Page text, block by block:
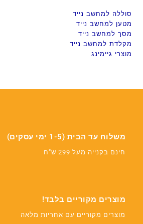
סוללה למחשב נייד
מטען למחשב נייד
מסך למחשב נייד
מקלדת למחשב נייד
מוצרי גיימינג
משלוח עד הבית (1-5 ימי עסקים)
חינם בקנייה מעל 299 ש"ח
מוצרים מקוריים בלבד!
מוצרים מקוריים עם אחריות מלאה